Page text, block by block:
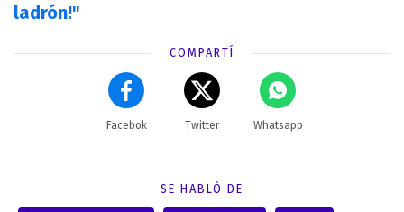
ladrón!"
COMPARTÍ
Facebok Twitter Whatsapp
SE HABLÓ DE